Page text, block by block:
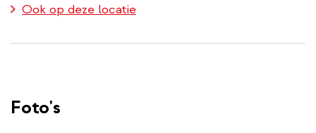
Ook op deze locatie
Foto's